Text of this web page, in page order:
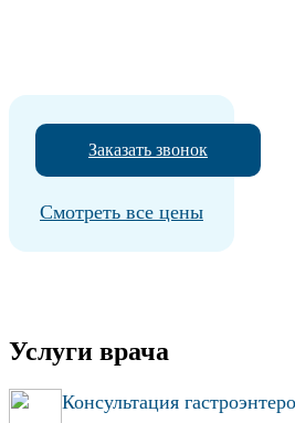
Заказать звонок
Смотреть все цены
Услуги врача
Консультация